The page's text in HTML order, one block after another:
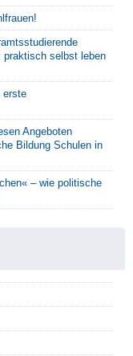
praktisch selbst leben
erste
Angeboten
Bildung Schulen in
– wie politische